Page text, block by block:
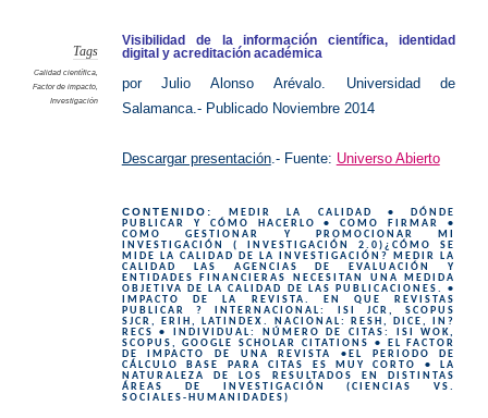
Tags
Calidad científica,
Factor de impacto,
Investigación
Visibilidad de la información científica, identidad
digital y acreditación académica
por Julio Alonso Arévalo. Universidad de
Salamanca.- Publicado Noviembre 2014
Descargar presentación.- Fuente: Universo Abierto
CONTENIDO:MEDIR LA CALIDAD • DÓNDE
PUBLICAR Y CÓMO HACERLO • COMO FIRMAR •
COMO GESTIONAR Y PROMOCIONAR MI
INVESTIGACIÓN ( INVESTIGACIÓN 2.0)¿CÓMO SE
MIDE LA CALIDAD DE LA INVESTIGACIÓN? MEDIR LA
CALIDAD LAS AGENCIAS DE EVALUACIÓN Y
ENTIDADES FINANCIERAS NECESITAN UNA MEDIDA
OBJETIVA DE LA CALIDAD DE LAS PUBLICACIONES. •
IMPACTO DE LA REVISTA. EN QUE REVISTAS
PUBLICAR ? INTERNACIONAL: ISI JCR, SCOPUS
SJCR, ERIH, LATINDEX. NACIONAL: RESH, DICE, IN?
RECS • INDIVIDUAL: NÚMERO DE CITAS: ISI WOK,
SCOPUS, GOOGLE SCHOLAR CITATIONS •
EL FACTOR
DE IMPACTO DE UNA REVISTA •EL PERIODO DE
CÁLCULO BASE PARA CITAS ES MUY CORTO • LA
NATURALEZA DE LOS RESULTADOS EN DISTINTAS
ÁREAS DE INVESTIGACIÓN (CIENCIAS VS.
SOCIALES-HUMANIDADES)